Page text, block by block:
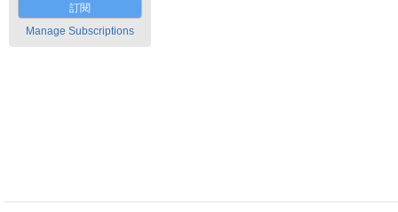
訂閱
Manage Subscriptions